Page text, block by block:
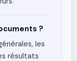
?
les
résultats